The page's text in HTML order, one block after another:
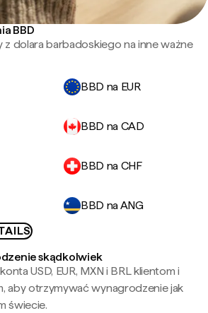
BBD
z dolara barbadoskiego na inne ważne
BBD na EUR
BBD na CAD
BBD na CHF
BBD na ANG
skądkolwiek
USD, EUR, MXN i BRL klientom i
aby otrzymywać wynagrodzenie jak
świecie.